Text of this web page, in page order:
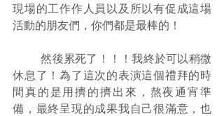
現場的工作作人員以及所以有促成這場
活動的朋友們，你們都是最棒的！
	然後累死了！！！我終於可以稍微
休息了！為了這次的表演這個禮拜的時
間真的是用擠的擠出來，熬夜通宵準
備，最終呈現的成果我自己很滿意，也